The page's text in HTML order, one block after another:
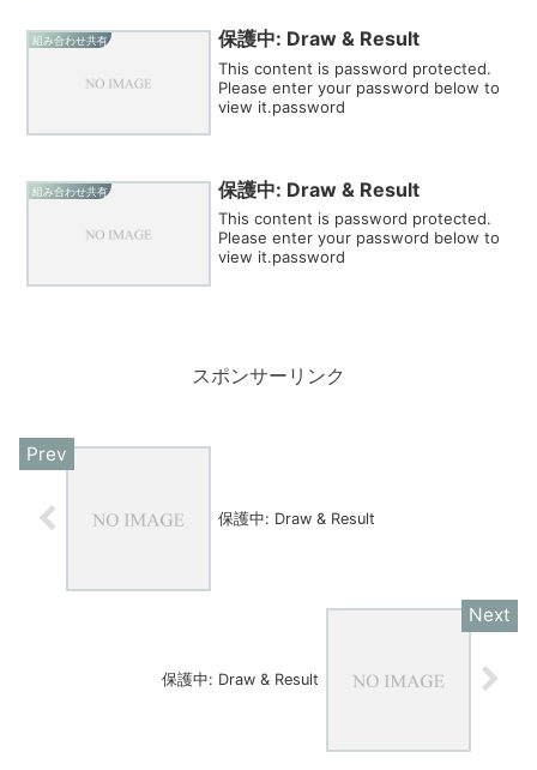
組み合わせ共有 保護中: Draw & Result
This content is password protected.
Please enter your password below to
view it.password
組み合わせ共有 保護中: Draw & Result
This content is password protected.
Please enter your password below to
view it.password
スポンサーリンク
保護中: Draw & Result
保護中: Draw & Result